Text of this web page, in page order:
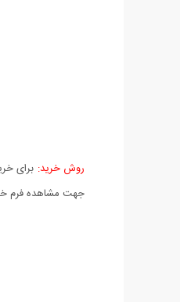
روش خرید: برای
جهت مشاهده فرم